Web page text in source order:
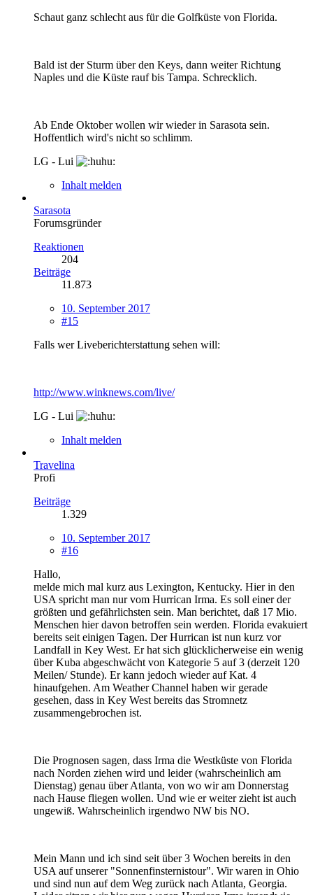
Schaut ganz schlecht aus für die Golfküste von Florida.
Bald ist der Sturm über den Keys, dann weiter Richtung
Naples und die Küste rauf bis Tampa. Schrecklich.
Ab Ende Oktober wollen wir wieder in Sarasota sein.
Hoffentlich wird's nicht so schlimm.
LG - Lui
Inhalt melden
Sarasota
Forumsgründer
Reaktionen
204
Beiträge
11.873
10. September 2017
#15
Falls wer Liveberichterstattung sehen will:
http://www.winknews.com/live/
LG - Lui
Inhalt melden
Travelina
Profi
Beiträge
1.329
10. September 2017
#16
Hallo,
melde mich mal kurz aus Lexington, Kentucky. Hier in den
USA spricht man nur vom Hurrican Irma. Es soll einer der
größten und gefährlichsten sein. Man berichtet, daß 17 Mio.
Menschen hier davon betroffen sein werden. Florida evakuiert
bereits seit einigen Tagen. Der Hurrican ist nun kurz vor
Landfall in Key West. Er hat sich glücklicherweise ein wenig
über Kuba abgeschwächt von Kategorie 5 auf 3 (derzeit 120
Meilen/ Stunde). Er kann jedoch wieder auf Kat. 4
hinaufgehen. Am Weather Channel haben wir gerade
gesehen, dass in Key West bereits das Stromnetz
zusammengebrochen ist.
Die Prognosen sagen, dass Irma die Westküste von Florida
nach Norden ziehen wird und leider (wahrscheinlich am
Dienstag) genau über Atlanta, von wo wir am Donnerstag
nach Hause fliegen wollen. Und wie er weiter zieht ist auch
ungewiß. Wahrscheinlich irgendwo NW bis NO.
Mein Mann und ich sind seit über 3 Wochen bereits in den
USA auf unserer "Sonnenfinsternistour". Wir waren in Ohio
und sind nun auf dem Weg zurück nach Atlanta, Georgia.